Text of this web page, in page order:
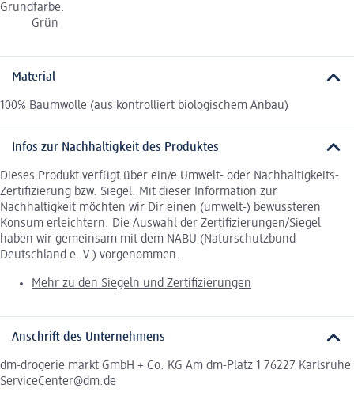
Grundfarbe:
Grün
Material
100% Baumwolle (aus kontrolliert biologischem Anbau)
Infos zur Nachhaltigkeit des Produktes
Dieses Produkt verfügt über ein/e Umwelt- oder Nachhaltigkeits-
Zertifizierung bzw. Siegel. Mit dieser Information zur
Nachhaltigkeit möchten wir Dir einen (umwelt-) bewussteren
Konsum erleichtern. Die Auswahl der Zertifizierungen/Siegel
haben wir gemeinsam mit dem NABU (Naturschutzbund
Deutschland e. V.) vorgenommen.
Mehr zu den Siegeln und Zertifizierungen
Anschrift des Unternehmens
dm-drogerie markt GmbH + Co. KG Am dm-Platz 1 76227 Karlsruhe
ServiceCenter@dm.de